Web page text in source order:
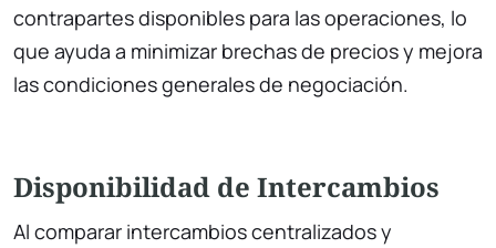
contrapartes disponibles para las operaciones, lo
que ayuda a minimizar brechas de precios y mejora
las condiciones generales de negociación.
Disponibilidad de Intercambios
Al comparar intercambios centralizados y